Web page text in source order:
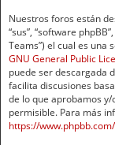
Nuestros foros están
“sus”, “software
Teams”) el cual es una
GNU General Public
puede ser descargada
facilita discusiones
de lo que aprobamos
permisible. Para más
https://www.phpbb.com/